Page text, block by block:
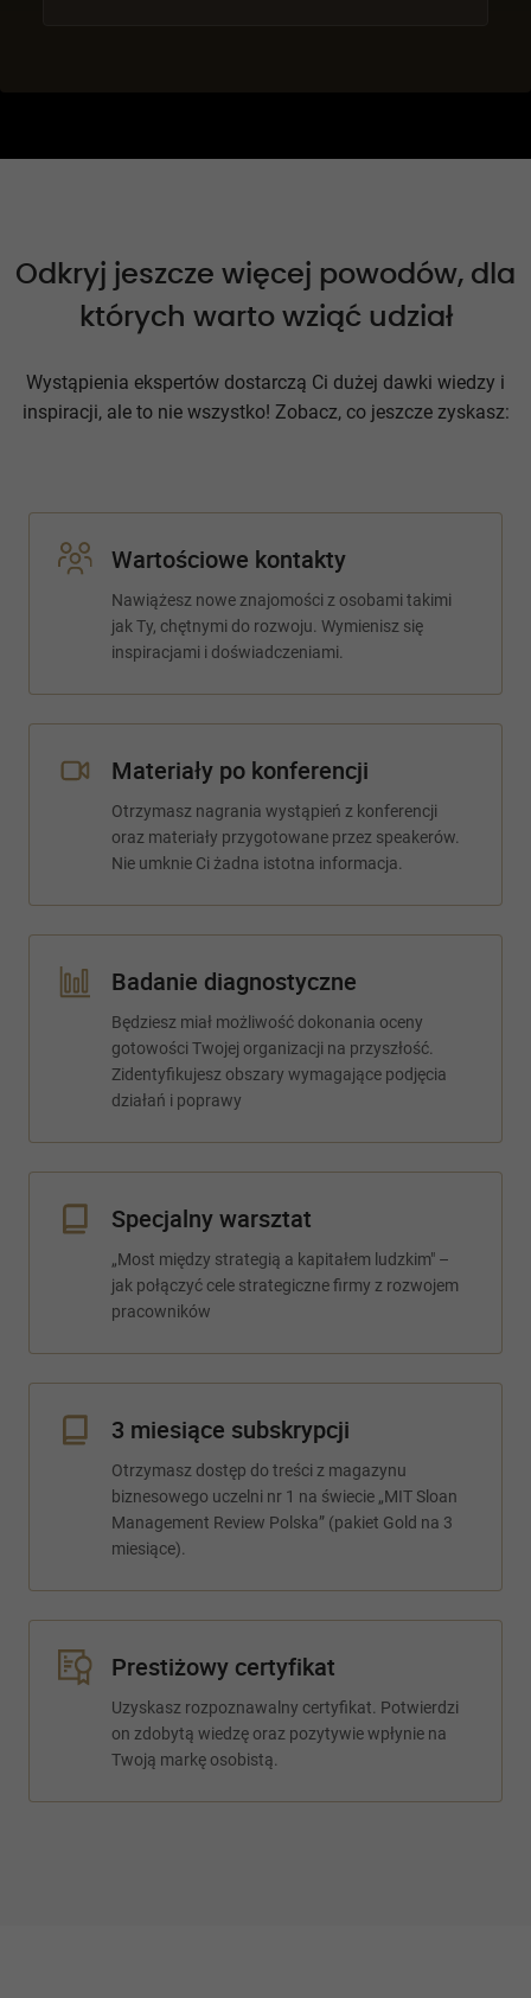
Odkryj jeszcze więcej powodów, dla
których warto wziąć udział
Wystąpienia ekspertów dostarczą Ci dużej dawki wiedzy i
inspiracji, ale to nie wszystko! Zobacz, co jeszcze zyskasz:
Wartościowe kontakty
Nawiążesz nowe znajomości z osobami takimi
jak Ty, chętnymi do rozwoju. Wymienisz się
inspiracjami i doświadczeniami.
Materiały po konferencji
Otrzymasz nagrania wystąpień z konferencji
oraz materiały przygotowane przez speakerów.
Nie umknie Ci żadna istotna informacja.
Badanie diagnostyczne
Będziesz miał możliwość dokonania oceny
gotowości Twojej organizacji na przyszłość.
Zidentyfikujesz obszary wymagające podjęcia
działań i poprawy
Specjalny warsztat
„Most między strategią a kapitałem ludzkim" –
jak połączyć cele strategiczne firmy z rozwojem
pracowników
3 miesiące subskrypcji
Otrzymasz dostęp do treści z magazynu
biznesowego uczelni nr 1 na świecie „MIT Sloan
Management Review Polska” (pakiet Gold na 3
miesiące).
Prestiżowy certyfikat
Uzyskasz rozpoznawalny certyfikat. Potwierdzi
on zdobytą wiedzę oraz pozytywie wpłynie na
Twoją markę osobistą.